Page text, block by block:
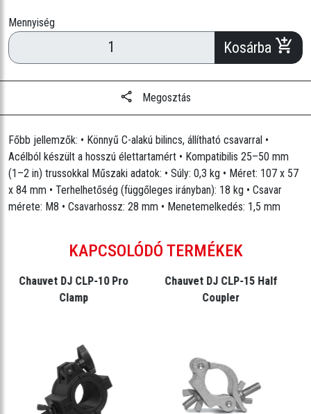
Mennyiség
Kosárba
Megosztás
Főbb jellemzők: • Könnyű C-alakú bilincs, állítható csavarral •
Acélból készült a hosszú élettartamért • Kompatibilis 25–50 mm
(1–2 in) trussokkal Műszaki adatok: • Súly: 0,3 kg • Méret: 107 x 57
x 84 mm • Terhelhetőség (függőleges irányban): 18 kg • Csavar
mérete: M8 • Csavarhossz: 28 mm • Menetemelkedés: 1,5 mm
KAPCSOLÓDÓ TERMÉKEK
Chauvet DJ CLP-10 Pro
Clamp
Chauvet DJ CLP-15 Half
Coupler